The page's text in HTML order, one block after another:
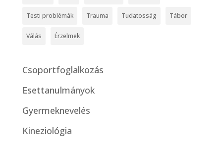
Testi problémák Trauma Tudatosság Tábor
Válás Érzelmek
Csoportfoglalkozás
Esettanulmányok
Gyermeknevelés
Kineziológia